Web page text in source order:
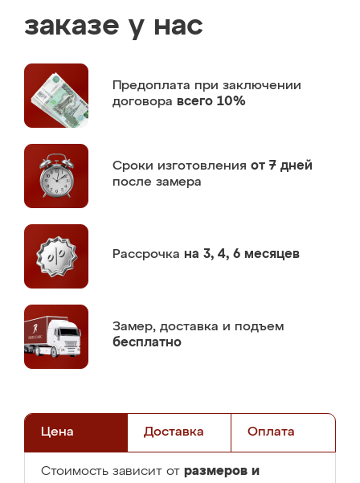
заказе у нас
Предоплата при заключении
договора всего 10%
Сроки изготовления от 7 дней
после замера
Рассрочка на 3, 4, 6 месяцев
Замер, доставка и подъем
бесплатно
Цена Доставка Оплата
Стоимость зависит от размеров и